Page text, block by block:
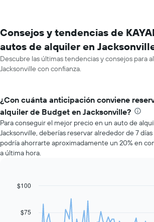
Consejos y tendencias de
autos de alquiler en
Descubre las últimas tendencias y consejos para
Jacksonville con confianza.
¿Con cuánta anticipación conviene
alquiler de Budget en Jacksonville?
Para conseguir el mejor precio en un auto de
Jacksonville, deberías reservar alrededor de 7
podría ahorrarte aproximadamente un 20% en
a última hora.
Line
data
Chart
$100
$75